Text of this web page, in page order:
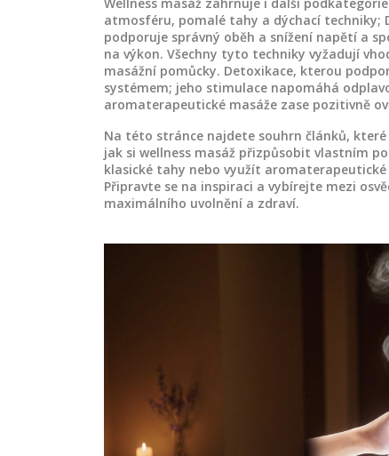
atmosféru, pomalé tahy a dýchací techniky;
podporuje správný oběh a snížení napětí a
na výkon. Všechny tyto techniky vyžadují
masážní pomůcky. Detoxikace, kterou
systémem; jeho stimulace napomáhá
aromaterapeutické masáže zase pozitivně
Na této stránce najdete souhrn článků,
jak si wellness masáž přizpůsobit vlastním
klasické tahy nebo využít
Připravte se na inspiraci a vybírejte mezi
maximálního uvolnění a zdraví.